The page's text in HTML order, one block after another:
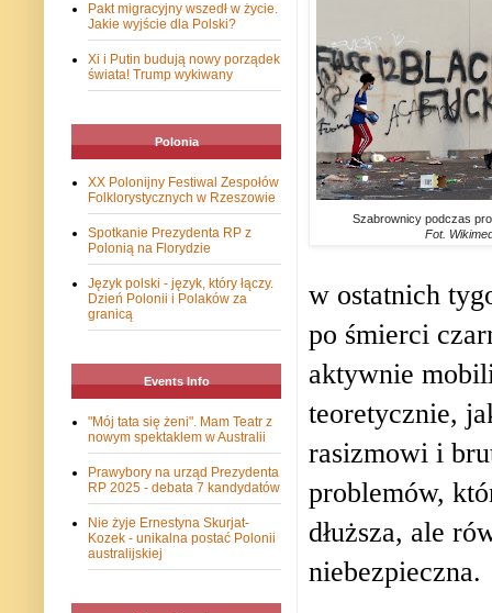
Szabrownicy podczas
Fot.
w ostatnich
po śmierci
aktywnie
teoretycznie,
rasizmowi i
problemów,
dłuższa, ale
niebezpieczna.
Pakt migracyjny wszedł w życie.
Jakie wyjście dla Polski?
Xi i Putin budują nowy porządek
świata! Trump wykiwany
Polonia
XX Polonijny Festiwal Zespołów
Folklorystycznych w Rzeszowie
Spotkanie Prezydenta RP z
Polonią na Florydzie
Język polski - język, który łączy.
Dzień Polonii i Polaków za
granicą
Events Info
"Mój tata się żeni". Mam Teatr z
nowym spektaklem w Australii
Prawybory na urząd Prezydenta
RP 2025 - debata 7 kandydatów
Nie żyje Ernestyna Skurjat-
Kozek - unikalna postać Polonii
australijskiej